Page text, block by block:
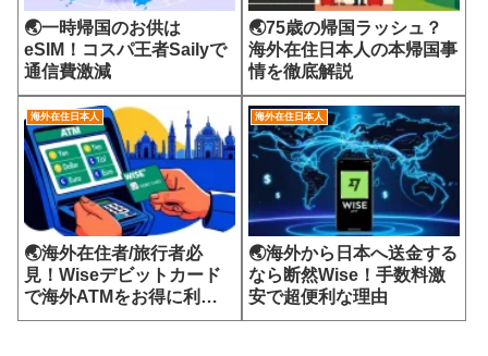
🌏一時帰国のお供は
eSIM！コスパ王者Sailyで
通信費激減
🌏75歳の帰国ラッシュ？
海外在住日本人の本帰国事
情を徹底解説
海外在住日本人
🌏海外在住者/旅行者必
見！Wiseデビットカード
で海外ATMをお得に利用
する方法
海外在住日本人
🌏海外から日本へ送金する
なら断然Wise！手数料激
安で超便利な理由